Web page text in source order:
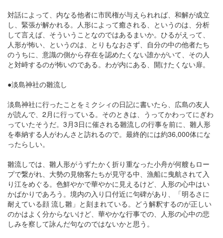
対話によって、内なる他者に市民権が与えられれば、和解が成立
し、緊張が解かれる。人形によって癒される、というのは、分析
して言えば、そういうことなのではあるまいか。ひるがえって、
人形が怖い、というのは、とりもなおさず、自分の中の他者たち
のうちに、意識の側から存在を認めたくない誰かがいて、その人
と対峙するのが怖いのである。わが内にある、開けたくない扉。
●淡島神社の雛流し
淡島神社に行ったことをミクシィの日記に書いたら、広島の友人
が読んで、2月に行っている。そのときは、うってかわってにぎわ
っていたそうだ。3月3日に催される雛流しの行事を前に、雛人形
を奉納する人がわんさと訪れるので。最終的には約36,000体にな
ったらしい。
雛流しでは、雛人形がうずたかく折り重なった小舟が何艘もロー
プで繋がれ、大勢の見物客たちが見守る中、漁船に曳航されて入
り江をめぐる。色鮮やかで華やかに見えるけど、人形の心中はい
かばかりであろう。境内の入り口付近に句碑があり、「明るさに
耐えている顔 流し雛」と刻まれている。どう解釈するのが正しい
のかはよく分からないけど、華やかな行事での、人形の心中の悲
しみを察して詠んだ句なのではないかと思う。